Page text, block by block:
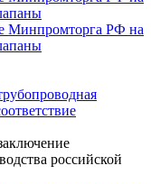
Минпромторга РФ на
российской